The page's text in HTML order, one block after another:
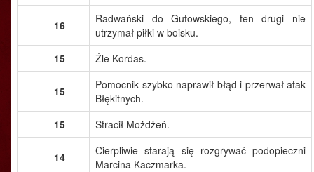
16
Radwański do Gutowskiego, ten drugi nie
utrzymał piłki w boisku.
15
Źle Kordas.
15
Pomocnik szybko naprawił błąd i przerwał atak
Błękitnych.
15
Stracił Możdżeń.
14
Cierpliwie starają się rozgrywać podopieczni
Marcina Kaczmarka.